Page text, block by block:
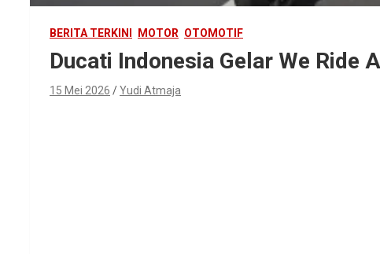
BERITA TERKINI MOTOR OTOMOTIF
Ducati Indonesia Gelar We Ride
15 Mei 2026 Yudi Atmaja